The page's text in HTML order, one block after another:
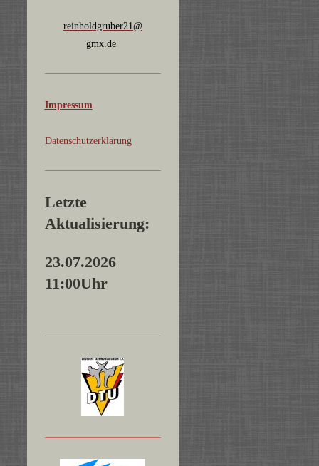
reinholdgruber21@
gmx.de
Impressum
Datenschutzerklärung
Letzte
Aktualisierung:
23.07.2026
11:00Uhr